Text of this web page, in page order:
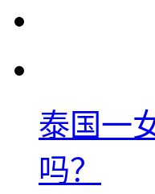
泰国一
吗？